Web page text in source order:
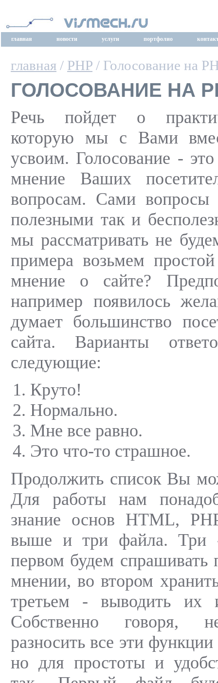
главная новости услуги портфолио
главная / PHP / Голосование на
ГОЛОСОВАНИЕ НА
Речь пойдет о
которую мы с Вами
усвоим. Голосование - это
мнение Ваших
вопросам. Сами вопросы
полезными так и
мы рассматривать не
примера возьмем
мнение о сайте?
например появилось
думает большинство
сайта. Варианты
следующие:
Круто!
Нормально.
Мне все равно.
Это что-то страшное.
Продолжить список Вы
Для работы нам
знание основ HTML,
выше и три файла. Три
первом будем спрашивать
мнении, во втором
третьем - выводить их
Собственно говоря,
разносить все эти
но для простоты и